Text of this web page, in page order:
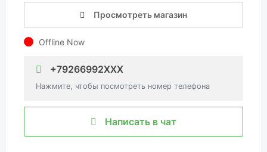
Просмотреть магазин
Offline Now
+79266992XXX
Нажмите, чтобы посмотреть номер телефона
Написать в чат